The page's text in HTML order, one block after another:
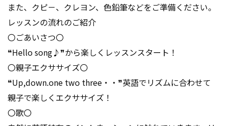
また、クピ－、クレヨン、色鉛筆などをご準備ください。
レッスンの流れのご紹介
〇ごあいさつ〇
❝Hello song♪❞から楽しくレッスンスタート！
〇親子エクササイズ〇
❝Up,down.one two three・・❞英語でリズムに合わせて
親子で楽しくエクササイズ！
〇歌〇